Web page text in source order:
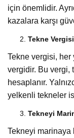
için önemlidir.
kazalara karşı
Tekne Vergisi
Tekne vergisi, her
vergidir. Bu vergi,
hesaplanır.
yelkenli tekneler
Tekneyi
Tekneyi